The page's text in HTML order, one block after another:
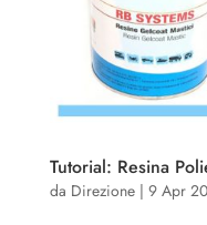
Tutorial: Resina
da Direzione| 9 Apr